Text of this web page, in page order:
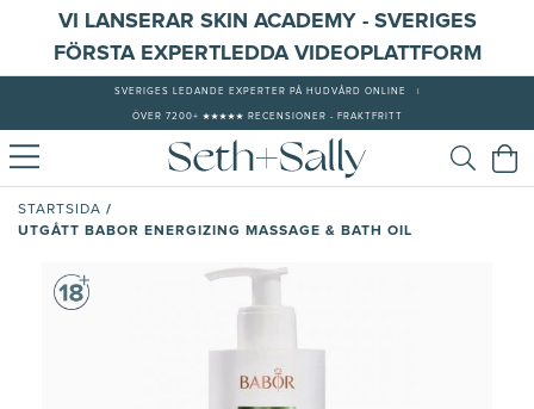
VI LANSERAR SKIN ACADEMY - SVERIGES
FÖRSTA EXPERTLEDDA VIDEOPLATTFORM
SVERIGES LEDANDE EXPERTER PÅ HUDVÅRD ONLINE
ÖVER 7200+ ★★★★★ RECENSIONER - FRAKTFRITT
STARTSIDA /
UTGÅTT BABOR ENERGIZING MASSAGE & BATH OIL